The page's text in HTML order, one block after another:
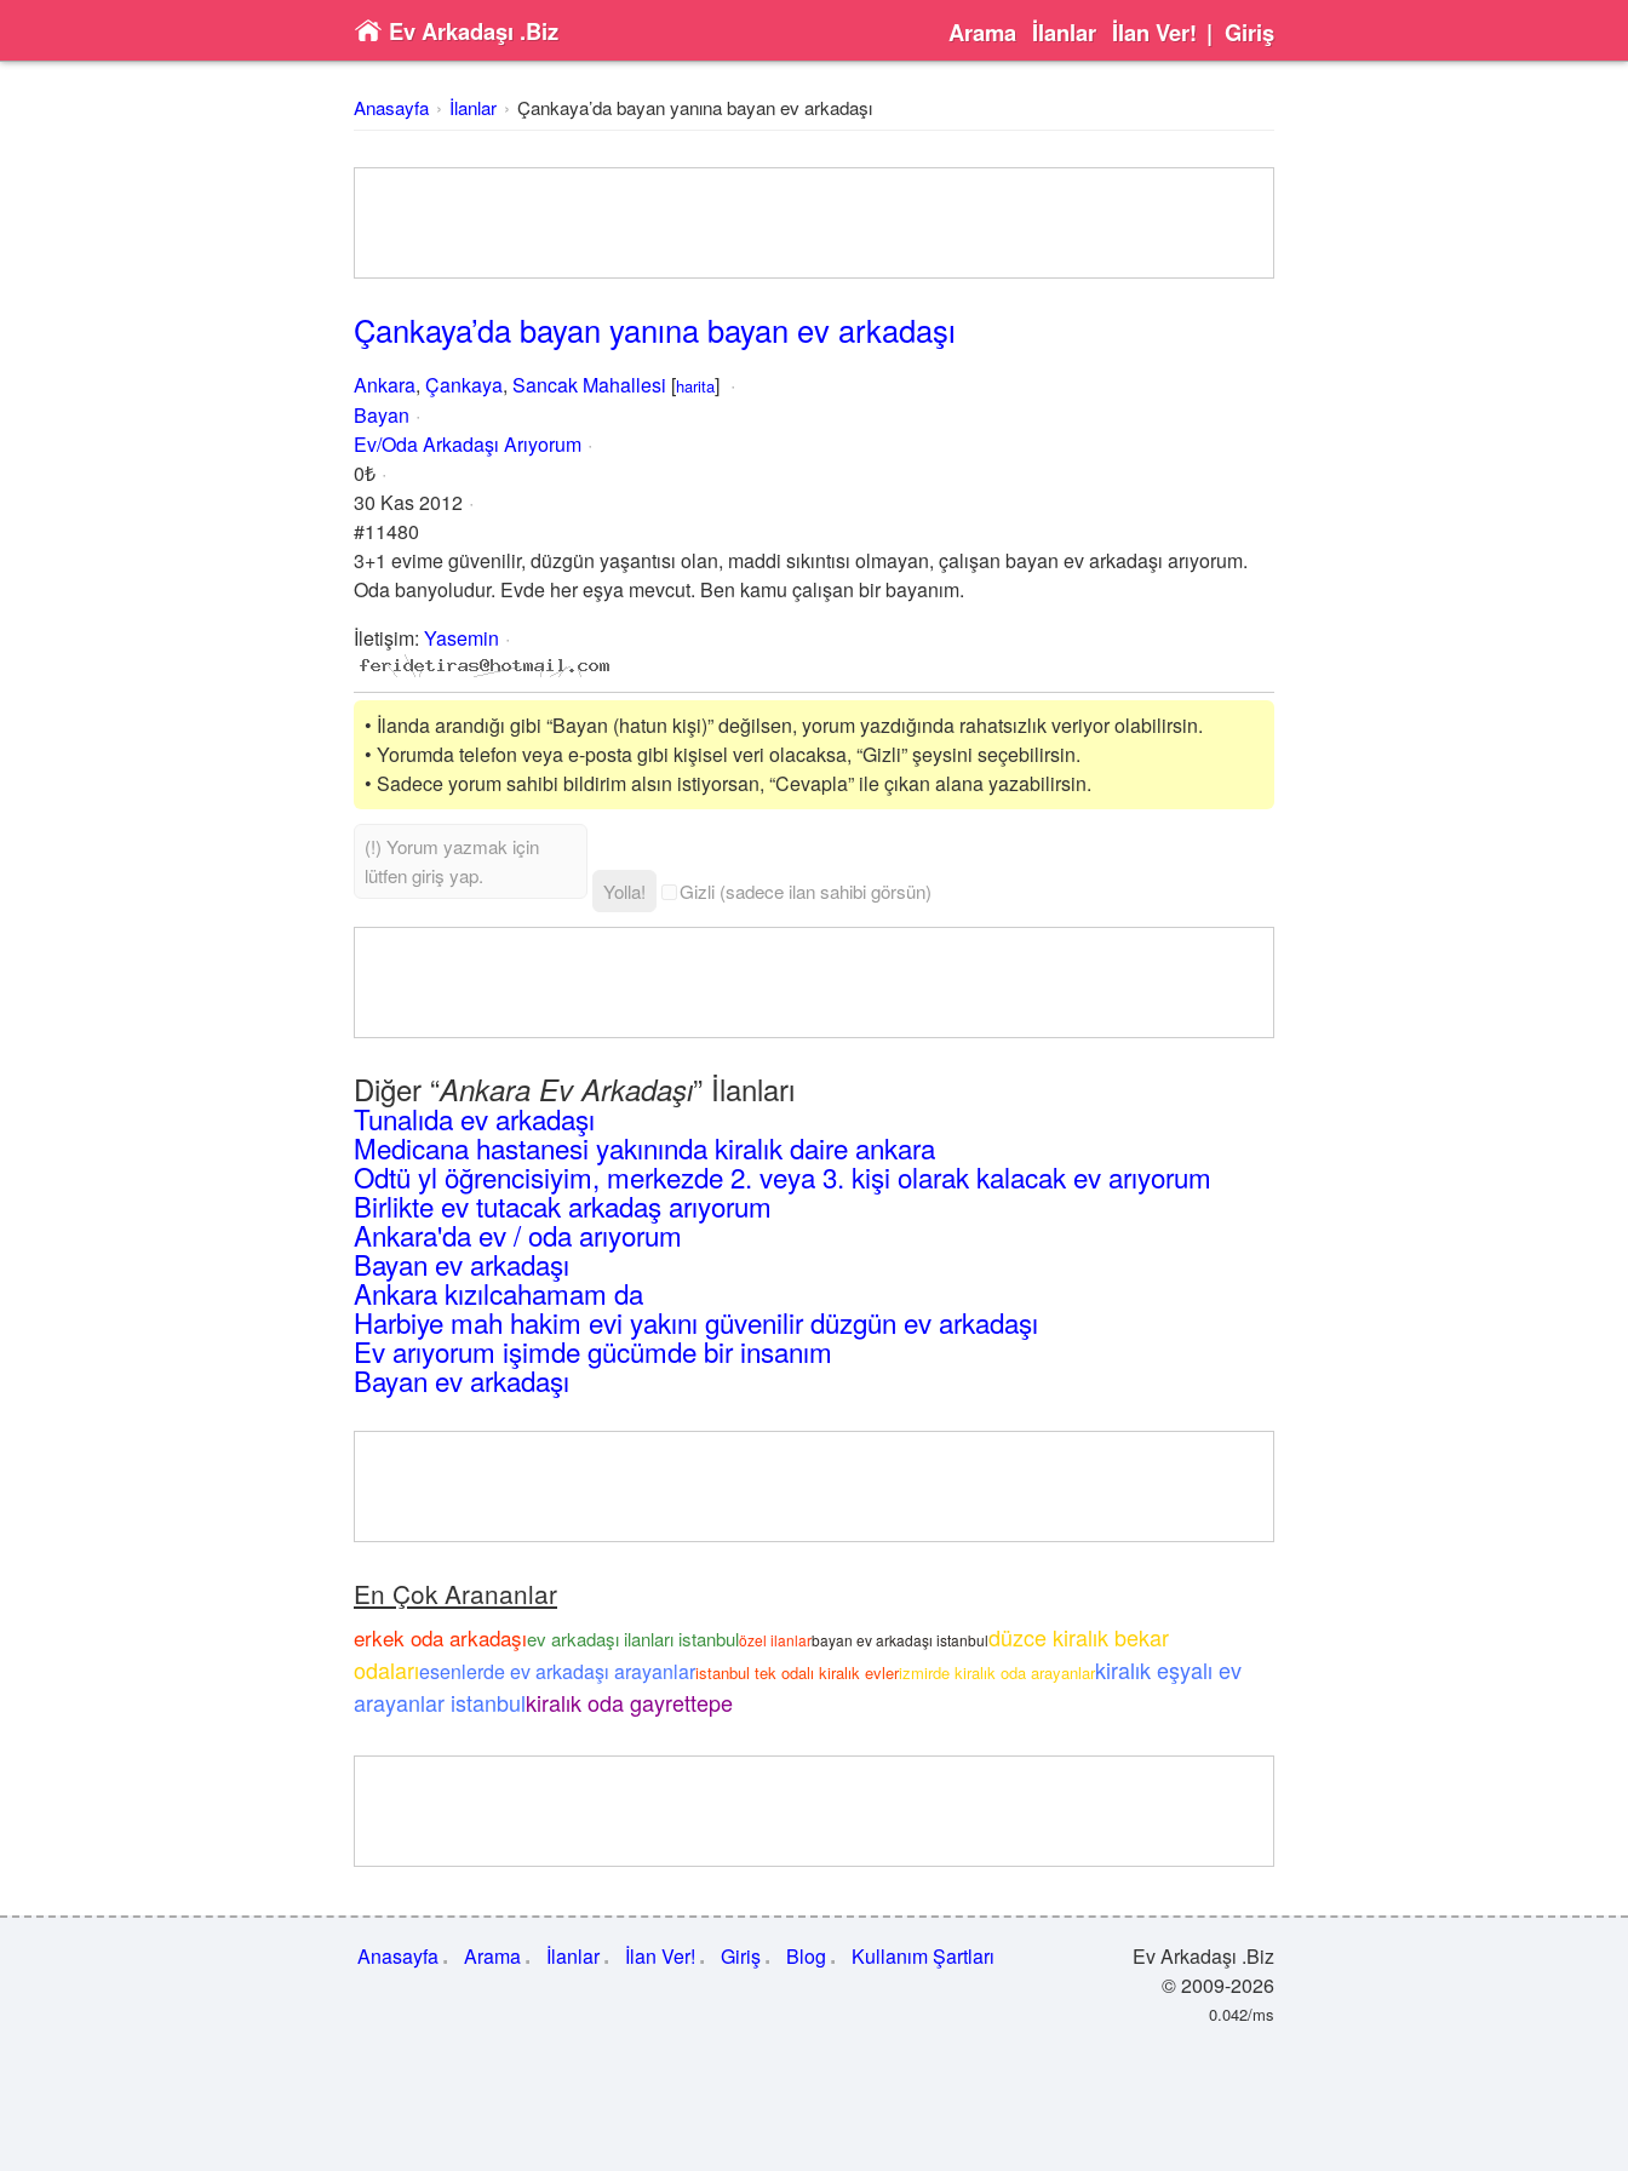
Ev Arkadaşı .Biz Arama İlanlar İlan Ver! | Giriş
Anasayfa İlanlar Çankaya’da bayan yanına bayan ev arkadaşı
Çankaya’da bayan yanına bayan ev arkadaşı
Ankara, Çankaya, Sancak Mahallesi [harita]
Bayan
Ev/Oda Arkadaşı Arıyorum
0₺
30 Kas 2012
#11480
3+1 evime güvenilir, düzgün yaşantısı olan, maddi sıkıntısı olmayan, çalışan bayan ev arkadaşı arıyorum.
Oda banyoludur. Evde her eşya mevcut. Ben kamu çalışan bir bayanım.
İletişim: Yasemin
• İlanda arandığı gibi “Bayan (hatun kişi)” değilsen, yorum yazdığında rahatsızlık veriyor olabilirsin.
• Yorumda telefon veya e-posta gibi kişisel veri olacaksa, “Gizli” şeysini seçebilirsin.
• Sadece yorum sahibi bildirim alsın istiyorsan, “Cevapla” ile çıkan alana yazabilirsin.
Yolla! Gizli (sadece ilan sahibi görsün)
Diğer “Ankara Ev Arkadaşı” İlanları
Tunalıda ev arkadaşı
Medicana hastanesi yakınında kiralık daire ankara
Odtü yl öğrencisiyim, merkezde 2. veya 3. kişi olarak kalacak ev arıyorum
Birlikte ev tutacak arkadaş arıyorum
Ankara'da ev / oda arıyorum
Bayan ev arkadaşı
Ankara kızılcahamam da
Harbiye mah hakim evi yakını güvenilir düzgün ev arkadaşı
Ev arıyorum işimde gücümde bir insanım
Bayan ev arkadaşı
En Çok Arananlar
erkek oda arkadaşıev arkadaşı ilanları istanbulözel ilanlarbayan ev arkadaşı istanbuldüzce kiralık bekar
odalarıesenlerde ev arkadaşı arayanlaristanbul tek odalı kiralık evlerizmirde kiralık oda arayanlarkiralık eşyalı ev
arayanlar istanbulkiralık oda gayrettepe
Anasayfa Arama İlanlar İlan Ver! Giriş Blog Kullanım Şartları
Ev Arkadaşı .Biz
© 2009-2026
0.042/ms